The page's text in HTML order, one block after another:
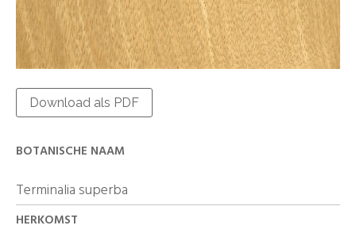
Download als PDF
BOTANISCHE NAAM
Terminalia superba
HERKOMST